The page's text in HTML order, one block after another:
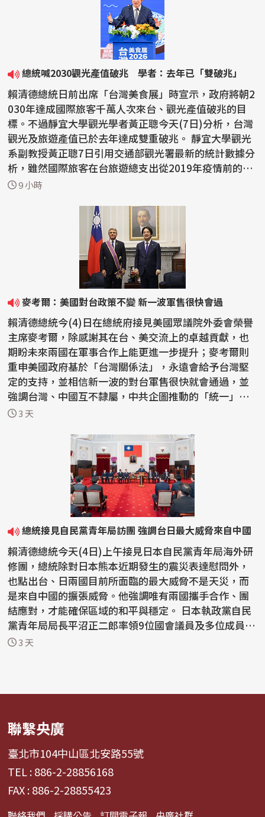
總統喊2030觀光產值破兆 學者：去年已「雙破兆」
賴清德總統日前出席「台灣美食展」時宣示，政府將朝2
030年達成國際旅客千萬人次來台、觀光產值破兆的目
標。不過靜宜大學觀光學者黃正聰今天(7日)分析，台灣
觀光及旅遊產值已於去年達成雙重破兆。 靜宜大學觀光
系副教授黃正聰7日引用交通部觀光署最新的統計數據分
析，雖然國際旅客在台旅遊總支出從2019年疫情前的新
台...9 小時
麥考爾：美國對台政策不變 新一波軍售很快會過
賴清德總統今(4)日在總統府接見美國眾議院外委會榮譽
主席麥考爾，除感謝其在台、美交流上的卓越貢獻，也
期盼未來兩國在軍事合作上能更進一步提升；麥考爾則
重申美國政府基於「台灣關係法」，永遠會給予台灣堅
定的支持，並相信新一波的對台軍售很快就會通過，並
強調台灣、中國互不隸屬，中共企圖推動的「統一」絕
不會...
3 天
總統接見自民黨青年局訪團 強調台日最大威脅來自中國
賴清德總統今天(4日)上午接見日本自民黨青年局海外研
修團，總統除對日本熊本近期發生的震災表達慰問外，
也點出台、日兩國目前所面臨的最大威脅不是天災，而
是來自中國的擴張威脅。他強調唯有兩國攜手合作、團
結應對，才能確保區域的和平與穩定。 日本執政黨自民
黨青年局局長平沼正二郎率領9位國會議員及多位成員
來...3 天
聯繫央廣
臺北市104中山區北安路55號
TEL : 886-2-28856168
FAX : 886-2-28855423